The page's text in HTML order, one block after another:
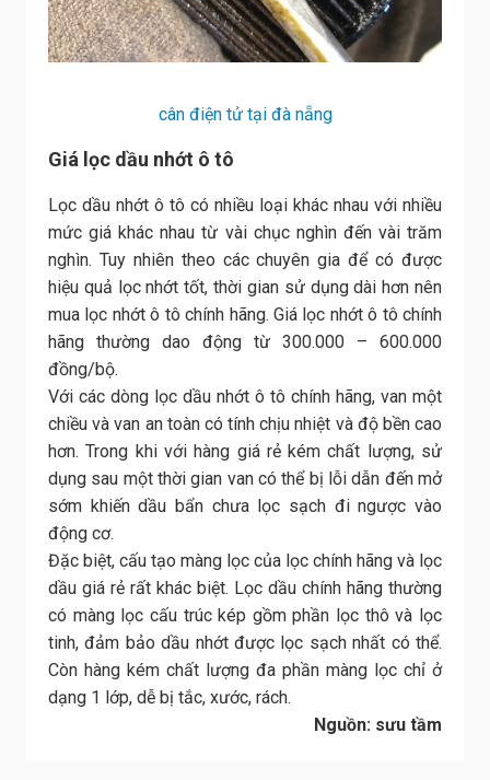
cân điện tử tại đà nẵng
Giá lọc dầu nhớt ô tô
Lọc dầu nhớt ô tô có nhiều loại khác nhau với nhiều
mức giá khác nhau từ vài chục nghìn đến vài trăm
nghìn. Tuy nhiên theo các chuyên gia để có được
hiệu quả lọc nhớt tốt, thời gian sử dụng dài hơn nên
mua lọc nhớt ô tô chính hãng. Giá lọc nhớt ô tô chính
hãng thường dao động từ 300.000 – 600.000
đồng/bộ.
Với các dòng lọc dầu nhớt ô tô chính hãng, van một
chiều và van an toàn có tính chịu nhiệt và độ bền cao
hơn. Trong khi với hàng giá rẻ kém chất lượng, sử
dụng sau một thời gian van có thể bị lỗi dẫn đến mở
sớm khiến dầu bẩn chưa lọc sạch đi ngược vào
động cơ.
Đặc biệt, cấu tạo màng lọc của lọc chính hãng và lọc
dầu giá rẻ rất khác biệt. Lọc dầu chính hãng thường
có màng lọc cấu trúc kép gồm phần lọc thô và lọc
tinh, đảm bảo dầu nhớt được lọc sạch nhất có thể.
Còn hàng kém chất lượng đa phần màng lọc chỉ ở
dạng 1 lớp, dễ bị tắc, xước, rách.
Nguồn: sưu tầm